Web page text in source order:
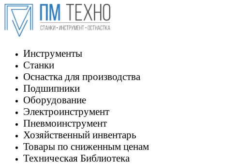
Инструменты
Станки
Оснастка для производства
Подшипники
Оборудование
Электроинструмент
Пневмоинструмент
Хозяйственный инвентарь
Товары по сниженным ценам
Техническая Библиотека